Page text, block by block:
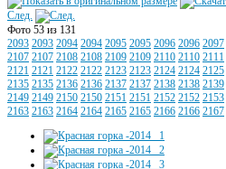
След.
Фото 53 из 131
2093 2093 2094 2094 2095 2095 2096 2096 2097
2107 2107 2108 2108 2109 2109 2110 2110 2111
2121 2121 2122 2122 2123 2123 2124 2124 2125
2135 2135 2136 2136 2137 2137 2138 2138 2139
2149 2149 2150 2150 2151 2151 2152 2152 2153
2163 2163 2164 2164 2165 2165 2166 2166 2167